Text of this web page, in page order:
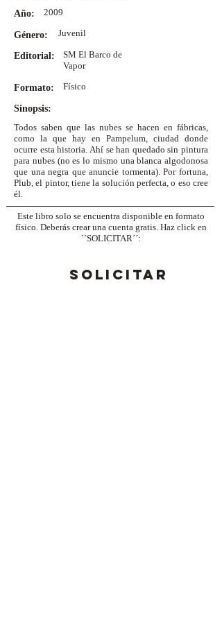
Año:
2009
Género: Juvenil
SM El Barco de
Vapor
Editorial:
Formato: Físico
Sinopsis:
Todos saben que las nubes se hacen en fábricas,
como la que hay en Pampelum, ciudad donde
ocurre esta historia. Ahí se han quedado sin pintura
para nubes (no es lo mismo una blanca algodonosa
que una negra que anuncie tormenta). Por fortuna,
Plub, el pintor, tiene la solución perfecta, o eso cree
él.
Este libro solo se encuentra disponible en formato
físico. Deberás crear una cuenta gratis. Haz click en
``SOLICITAR´´:
SOLICITAR